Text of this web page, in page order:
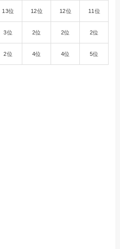
13位 12位 12位 11位
3位 2位 2位 2位
2位 4位 4位 5位